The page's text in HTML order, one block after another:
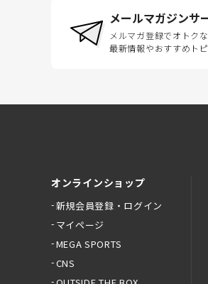
メールマガジンサ
メルマガ登録でオトク
最新情報やおすすめト
オンラインショップ
新規会員登録・ログイン
マイページ
MEGA SPORTS
CNS